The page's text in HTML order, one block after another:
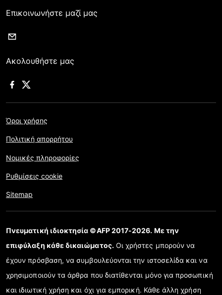
Επικοινωνήστε μαζί μας
Ακολουθήστε μας
Όροι χρήσης
Πολιτική απορρήτου
Νομικές πληροφορίες
Ρυθμίσεις cookie
Sitemap
Πνευματική ιδιοκτησία ©AFP 2017-2026. Με την
επιφύλαξη κάθε δικαιώματος.Οι χρήστες μπορούν να
έχουν πρόσβαση, να συμβουλεύονται την ιστοσελίδα και να
χρησιμοποιούν τα άρθρα που διατίθενται μόνο για προσωπική
και ιδιωτική χρήση και όχι για εμπορική. Κάθε άλλη χρήση